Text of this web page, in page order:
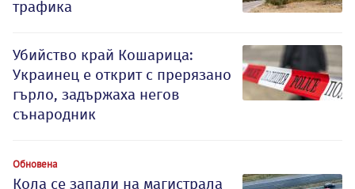
трафика
Убийство край Кошарица:
Украинец е открит с прерязано
гърло, задържаха негов
сънародник
Обновена
Кола се запали на магистрала